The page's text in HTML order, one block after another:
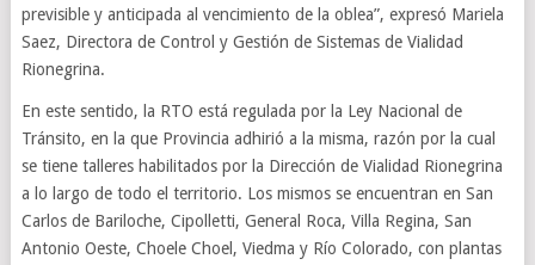
previsible y anticipada al vencimiento de la oblea”, expresó Mariela
Saez, Directora de Control y Gestión de Sistemas de Vialidad
Rionegrina.
En este sentido, la RTO está regulada por la Ley Nacional de
Tránsito, en la que Provincia adhirió a la misma, razón por la cual
se tiene talleres habilitados por la Dirección de Vialidad Rionegrina
a lo largo de todo el territorio. Los mismos se encuentran en San
Carlos de Bariloche, Cipolletti, General Roca, Villa Regina, San
Antonio Oeste, Choele Choel, Viedma y Río Colorado, con plantas